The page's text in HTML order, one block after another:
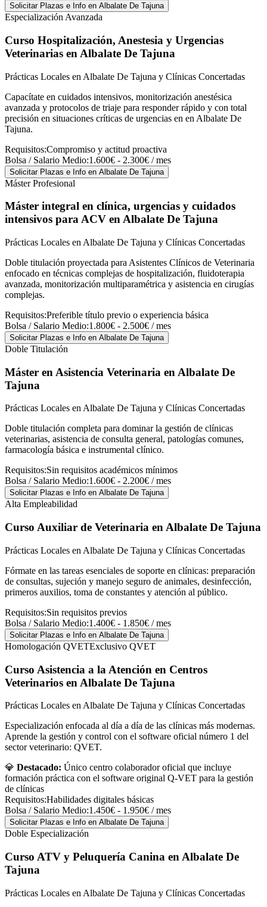
Solicitar Plazas e Info en Albalate De Tajuna
Especialización Avanzada
Curso Hospitalización, Anestesia y Urgencias
Veterinarias en Albalate De Tajuna
Prácticas Locales en Albalate De Tajuna y Clínicas Concertadas
Capacítate en cuidados intensivos, monitorización anestésica
avanzada y protocolos de triaje para responder rápido y con total
precisión en situaciones críticas de urgencias en en Albalate De
Tajuna.
Requisitos:Compromiso y actitud proactiva
Bolsa / Salario Medio:1.600€ - 2.300€ / mes
Solicitar Plazas e Info en Albalate De Tajuna
Máster Profesional
Máster integral en clínica, urgencias y cuidados
intensivos para ACV en Albalate De Tajuna
Prácticas Locales en Albalate De Tajuna y Clínicas Concertadas
Doble titulación proyectada para Asistentes Clínicos de Veterinaria
enfocado en técnicas complejas de hospitalización, fluidoterapia
avanzada, monitorización multiparamétrica y asistencia en cirugías
complejas.
Requisitos:Preferible título previo o experiencia básica
Bolsa / Salario Medio:1.800€ - 2.500€ / mes
Solicitar Plazas e Info en Albalate De Tajuna
Doble Titulación
Máster en Asistencia Veterinaria en Albalate De
Tajuna
Prácticas Locales en Albalate De Tajuna y Clínicas Concertadas
Doble titulación completa para dominar la gestión de clínicas
veterinarias, asistencia de consulta general, patologías comunes,
farmacología básica e instrumental clínico.
Requisitos:Sin requisitos académicos mínimos
Bolsa / Salario Medio:1.600€ - 2.200€ / mes
Solicitar Plazas e Info en Albalate De Tajuna
Alta Empleabilidad
Curso Auxiliar de Veterinaria en Albalate De Tajuna
Prácticas Locales en Albalate De Tajuna y Clínicas Concertadas
Fórmate en las tareas esenciales de soporte en clínicas: preparación
de consultas, sujeción y manejo seguro de animales, desinfección,
primeros auxilios, toma de constantes y atención al público.
Requisitos:Sin requisitos previos
Bolsa / Salario Medio:1.400€ - 1.850€ / mes
Solicitar Plazas e Info en Albalate De Tajuna
Homologación QVETExclusivo QVET
Curso Asistencia a la Atención en Centros
Veterinarios en Albalate De Tajuna
Prácticas Locales en Albalate De Tajuna y Clínicas Concertadas
Especialización enfocada al día a día de las clínicas más modernas.
Aprende la gestión y control con el software oficial número 1 del
sector veterinario: QVET.
💎 Destacado: Único centro colaborador oficial que incluye
formación práctica con el software original Q-VET para la gestión
de clínicas
Requisitos:Habilidades digitales básicas
Bolsa / Salario Medio:1.450€ - 1.950€ / mes
Solicitar Plazas e Info en Albalate De Tajuna
Doble Especialización
Curso ATV y Peluquería Canina en Albalate De
Tajuna
Prácticas Locales en Albalate De Tajuna y Clínicas Concertadas